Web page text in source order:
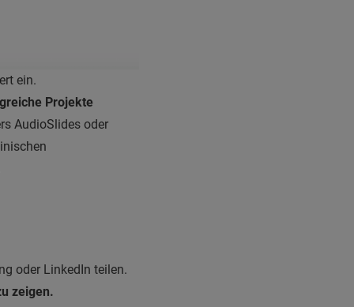
ein.
Projekte
AudioSlides oder
oder LinkedIn teilen.
zeigen.